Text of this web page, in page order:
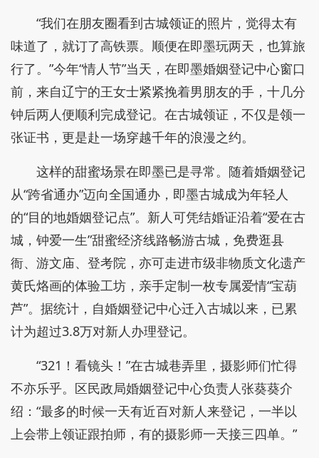
“我们在朋友圈看到古城领证的照片，觉得太有
味道了，就订了高铁票。顺便在即墨玩两天，也算旅
行了。”今年“情人节”当天，在即墨婚姻登记中心窗口
前，来自辽宁的王女士紧紧挽着男朋友的手，十几分
钟后两人便顺利完成登记。在古城领证，不仅是领一
张证书，更是赴一场穿越千年的浪漫之约。
这样的甜蜜场景在即墨已是寻常。随着婚姻登记
从“跨省通办”迈向全国通办，即墨古城成为年轻人
的“目的地婚姻登记点”。新人可凭结婚证沿着“爱在古
城，钟爱一生”甜蜜经济线路畅游古城，免费逛县
衙、游文庙、登考院，亦可走进市级非物质文化遗产
黄氏烙画的体验工坊，亲手定制一枚专属爱情“宝葫
芦”。据统计，自婚姻登记中心迁入古城以来，已累
计为超过3.8万对新人办理登记。
“321！看镜头！”在古城巷弄里，摄影师们忙得
不亦乐乎。区民政局婚姻登记中心负责人张葵葵介
绍：“最多的时候一天有近百对新人来登记，一半以
上会带上领证跟拍师，有的摄影师一天接三四单。”